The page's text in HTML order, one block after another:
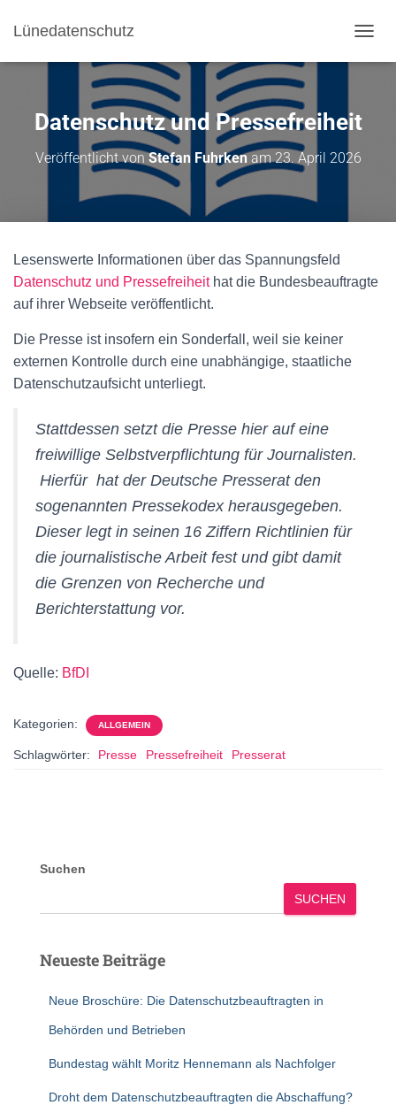
Lünedatenschutz
Datenschutz und Pressefreiheit
Veröffentlicht vonStefan Fuhrkenam23. April 2026
Lesenswerte Informationen über das Spannungsfeld
Datenschutz und Pressefreiheithat die Bundesbeauftragte
auf ihrer Webseite veröffentlicht.
Die Presse ist insofern ein Sonderfall, weil sie keiner
externen Kontrolle durch eine unabhängige, staatliche
Datenschutzaufsicht unterliegt.
Stattdessen setzt die Presse hier auf eine
freiwillige Selbstverpflichtung für Journalisten.
Hierfür hat der Deutsche Presserat den
sogenannten Pressekodex herausgegeben.
Dieser legt in seinen 16 Ziffern Richtlinien für
die journalistische Arbeit fest und gibt damit
die Grenzen von Recherche und
Berichterstattung vor.
Quelle: BfDI
Kategorien: ALLGEMEIN
Schlagwörter: Presse Pressefreiheit Presserat
Suchen
SUCHEN
Neueste Beiträge
Neue Broschüre: Die Datenschutzbeauftragten in
Behörden und Betrieben
Bundestag wählt Moritz Hennemann als Nachfolger
Droht dem Datenschutzbeauftragten die Abschaffung?